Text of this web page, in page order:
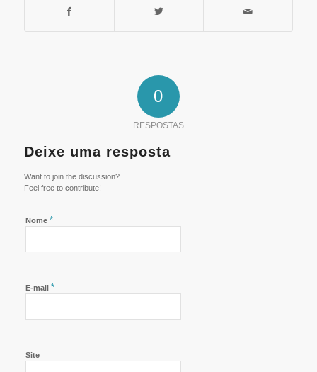
0
RESPOSTAS
Deixe uma resposta
Want to join the discussion?
Feel free to contribute!
Nome *
E-mail *
Site